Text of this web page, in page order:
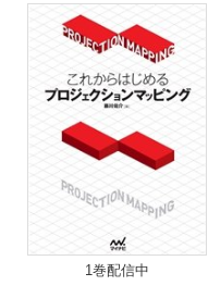
1巻配信中